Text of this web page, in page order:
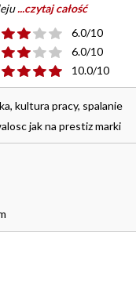
...czytaj całość
6.0/10
6.0/10
10.0/10
kultura pracy, spalanie
jak na prestiz marki